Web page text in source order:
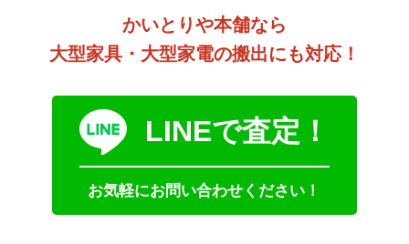
かいとりや本舗なら
大型家具・大型家電の搬出にも対応！
LINEで査定！
お気軽にお問い合わせください！